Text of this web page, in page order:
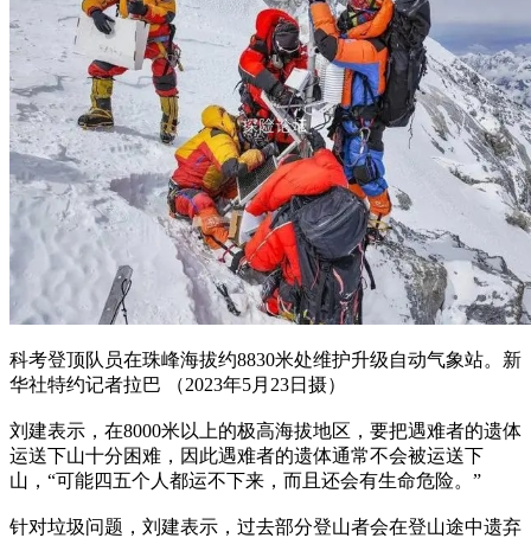
科考登顶队员在珠峰海拔约8830米处维护升级自动气象站。新
华社特约记者拉巴 （2023年5月23日摄）
刘建表示，在8000米以上的极高海拔地区，要把遇难者的遗体
运送下山十分困难，因此遇难者的遗体通常不会被运送下
山，“可能四五个人都运不下来，而且还会有生命危险。”
针对垃圾问题，刘建表示，过去部分登山者会在登山途中遗弃